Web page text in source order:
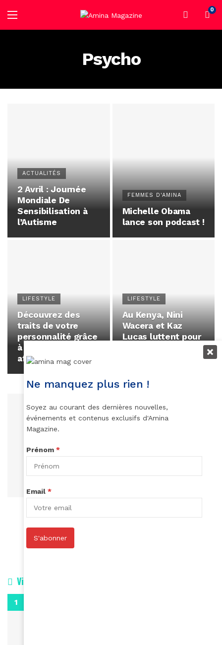
0
Psycho
ACTUALITÉS
2 Avril : Journée
Mondiale De
Sensibilisation à
l’Autisme
FEMMES D'AMINA
Michelle Obama
lance son podcast !
LIFESTYLE
Découvrez des
traits de votre
personnalité grâce
à l'astrologie
africaine
LIFESTYLE
Au Kenya, Nini
Wacera et Kaz
Lucas luttent pour
LIFESTYLE
Coup de blues
Vidéos
Ne manquez plus rien !
Soyez au courant des dernières nouvelles,
événements et contenus exclusifs d'Amina
Magazine.
Prénom *
Email *
S'abonner